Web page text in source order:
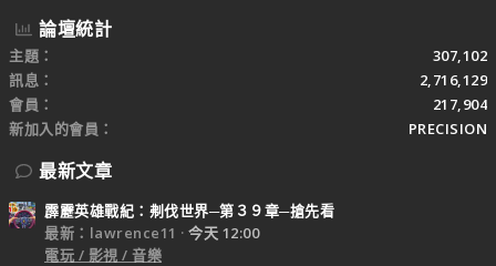
論壇統計
主題
307,102
訊息
2,716,129
會員
217,904
新加入的會員
PRECISION
最新文章
霹靂英雄戰紀：刜伐世界─第３９章─搶先看
最新：lawrence11
今天 12:00
電玩 / 影視 / 音樂